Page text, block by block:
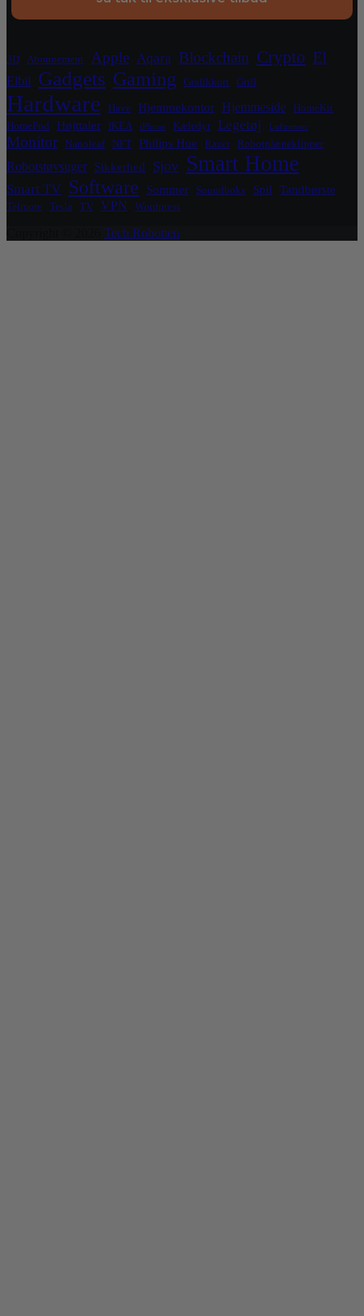
3D Abonnement Apple Aqara Blockchain Crypto El
Elbil Gadgets Gaming Grafikkort Grill
Hardware Have Hjemmekontor Hjemmeside
HomeKit
HomePod
Højttaler IKEA iPhone Kæledyr Legetøj Luftrenser
Monitor Nanoleaf NFT Philips Hue Razer Robotplæneklipper
Robotstøvsuger Sikkerhed Sjov Smart Home
Smart TV Software Sommer Soundboks Spil Tandbørste
Telmore Tesla TV VPN Wordpress
Tech Robotten